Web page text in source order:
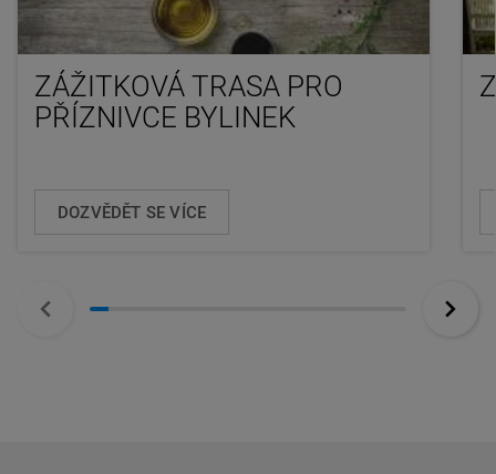
ZÁŽITKOVÁ TRASA PRO
PŘÍZNIVCE BYLINEK
DOZVĚDĚT SE VÍCE